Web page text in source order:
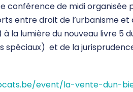
conférence de midi organisée
entre droit de l’urbanisme et
la lumière du nouveau livre 5
spéciaux) et de la
event/la-vente-dun-